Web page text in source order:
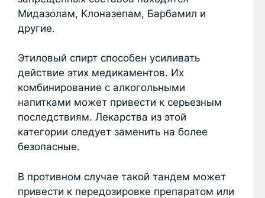
Мидазолам, Клоназепам, Барбамил и
другие.
Этиловый спирт способен усиливать
действие этих медикаментов. Их
комбинирование с алкогольными
напитками может привести к серьезным
последствиям. Лекарства из этой
категории следует заменить на более
безопасные.
В противном случае такой тандем может
привести к передозировке препаратом или